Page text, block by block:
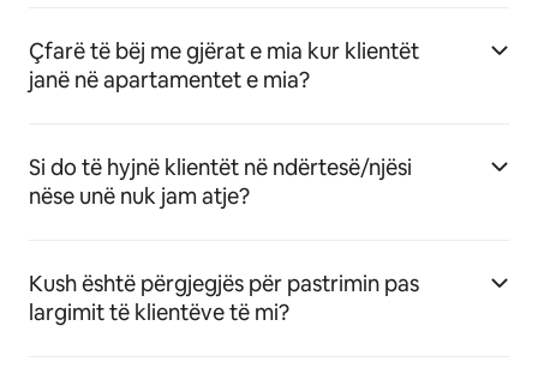
Çfarë të bëj me gjërat e mia kur klientët
janë në apartamentet e mia?
Si do të hyjnë klientët në ndërtesë/njësi
nëse unë nuk jam atje?
Kush është përgjegjës për pastrimin pas
largimit të klientëve të mi?